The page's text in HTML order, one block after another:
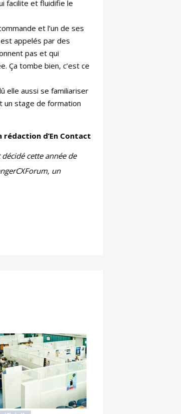
facilite et fluidifie le
et l’un de ses
appelés par des
pas et qui
Ça tombe bien, c’est ce
elle aussi se familiariser
un stage de formation
rédaction d’En Contact
cette année de
un